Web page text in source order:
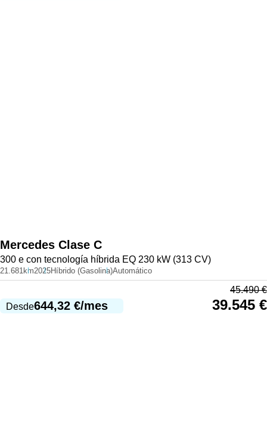
Mercedes Clase C
300 e con tecnología híbrida EQ 230 kW (313 CV)
21.681km2025Híbrido (Gasolina)Automático
Desde644,32 €/mes
45.490€
39.545 €